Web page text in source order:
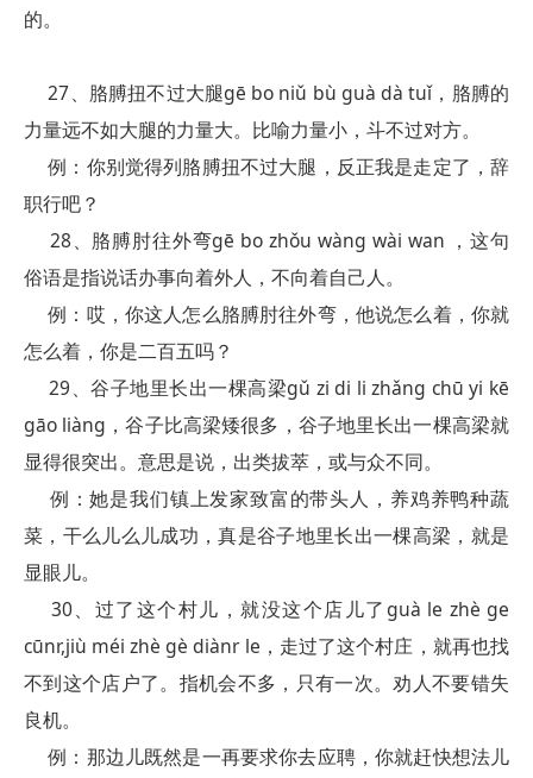
的。
27、胳膊扭不过大腿gē bo niǔ bù guà dà tuǐ，胳膊的
力量远不如大腿的力量大。比喻力量小，斗不过对方。
例：你别觉得列胳膊扭不过大腿，反正我是走定了，辞
职行吧？
28、胳膊肘往外弯gē bo zhǒu wàng wài wan ，这句
俗语是指说话办事向着外人，不向着自己人。
例：哎，你这人怎么胳膊肘往外弯，他说怎么着，你就
怎么着，你是二百五吗？
29、谷子地里长出一棵高梁gǔ zi di li zhǎng chū yi kē
gāo liàng，谷子比高梁矮很多，谷子地里长出一棵高梁就
显得很突出。意思是说，出类拔萃，或与众不同。
例：她是我们镇上发家致富的带头人，养鸡养鸭种蔬
菜，干么儿么儿成功，真是谷子地里长出一棵高梁，就是
显眼儿。
30、过了这个村儿，就没这个店儿了guà le zhè ge
cūnr,jiù méi zhè gè diànr le，走过了这个村庄，就再也找
不到这个店户了。指机会不多，只有一次。劝人不要错失
良机。
例：那边儿既然是一再要求你去应聘，你就赶快想法儿